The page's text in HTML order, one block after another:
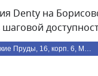
Denty на
шаговой
Пруды, 16, корп. 6,